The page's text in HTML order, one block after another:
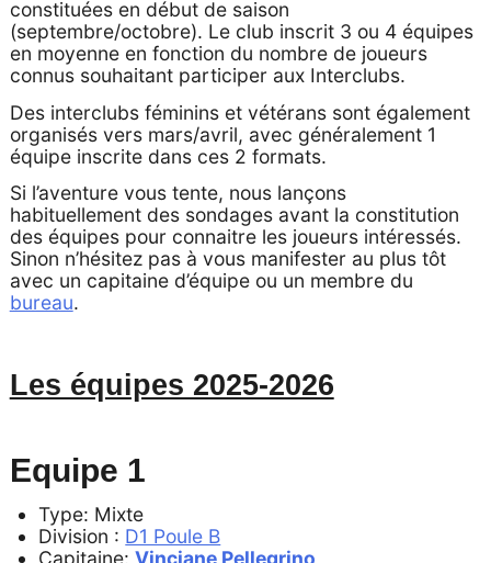
constituées en début de saison
(septembre/octobre). Le club inscrit 3 ou 4 équipes
en moyenne en fonction du nombre de joueurs
connus souhaitant participer aux Interclubs.
Des interclubs féminins et vétérans sont également
organisés vers mars/avril, avec généralement 1
équipe inscrite dans ces 2 formats.
Si l’aventure vous tente, nous lançons
habituellement des sondages avant la constitution
des équipes pour connaitre les joueurs intéressés.
Sinon n’hésitez pas à vous manifester au plus tôt
avec un capitaine d’équipe ou un membre du
bureau.
Les équipes 2025-2026
Equipe 1
Type: Mixte
Division : D1 Poule B
Capitaine:Vinciane Pellegrino